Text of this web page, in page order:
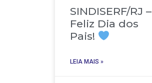
SINDISERF/RJ –
Feliz Dia dos
Pais!
LEIA MAIS »